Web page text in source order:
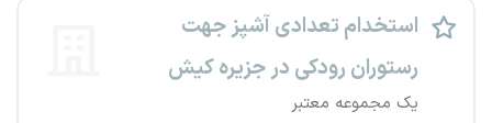
استخدام تعدادی آشپز جهت
رستوران رودکی در جزیره کیش
یک مجموعه معتبر